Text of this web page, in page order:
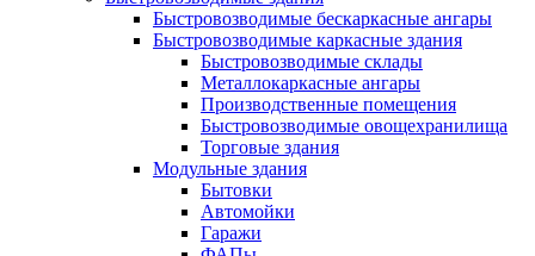
Быстровозводимые бескаркасные ангары
Быстровозводимые каркасные здания
Быстровозводимые склады
Металлокаркасные ангары
Производственные помещения
Быстровозводимые овощехранилища
Торговые здания
Модульные здания
Бытовки
Автомойки
Гаражи